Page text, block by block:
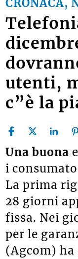
CRONACA,
utenti,
c”è la
Una buona
i
La prima
28 giorni
fissa. Nei
per le
(Agcom)